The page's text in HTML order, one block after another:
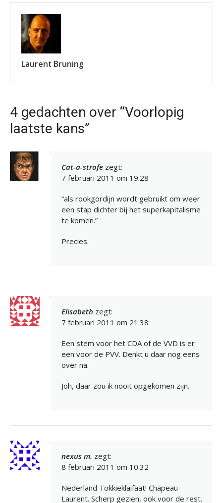
Laurent Bruning
4 gedachten over “Voorlopig
laatste kans”
Cat-a-strofe zegt:
7 februari 2011 om 19:28
“als rookgordijn wordt gebruikt om weer
een stap dichter bij het superkapitalisme
te komen.”
Precies.
Elisabeth zegt:
7 februari 2011 om 21:38
Een stem voor het CDA of de VVD is er
een voor de PVV. Denkt u daar nog eens
over na.
Joh, daar zou ik nooit opgekomen zijn.
nexus m. zegt:
8 februari 2011 om 10:32
Nederland Tokkieklaifaat! Chapeau
Laurent. Scherp gezien, ook voor de rest.